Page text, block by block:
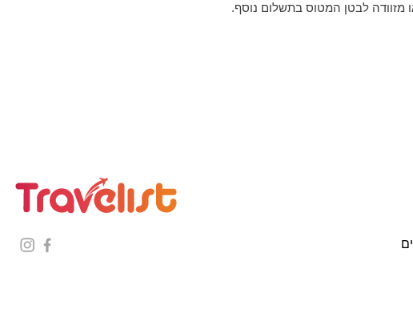
מזוודה לבטן המטוס בתשלום נוסף.